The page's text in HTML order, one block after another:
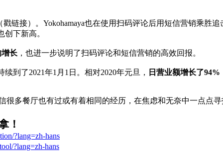
链接）。Yokohamaya也在使用扫码评论后用短信营销乘胜
下新高。
增长 ，也进一步说明了扫码评论和短信营销的高效回报。
到了2021年1月1日。相对2020年元旦， 日营业额增长了94%
很多餐厅也有过或有着相同的经历，在焦虑和无奈中一点点
！
?lang=zh-hans
?lang=zh-hans